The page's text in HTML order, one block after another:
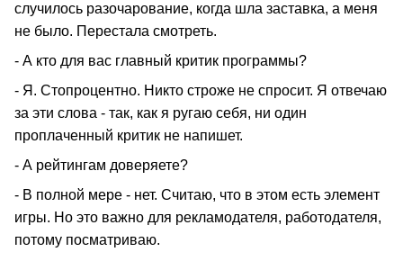
случилось разочарование, когда шла заставка, а меня
не было. Перестала смотреть.
- А кто для вас главный критик программы?
- Я. Стопроцентно. Никто строже не спросит. Я отвечаю
за эти слова - так, как я ругаю себя, ни один
проплаченный критик не напишет.
- А рейтингам доверяете?
- В полной мере - нет. Считаю, что в этом есть элемент
игры. Но это важно для рекламодателя, работодателя,
потому посматриваю.